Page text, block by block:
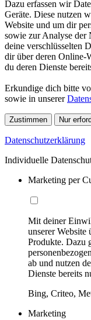
Dazu erfassen wir
Geräte. Diese nutzen
Website und um dir
sowie zur Analyse der
deine verschlüsselten
dir über deren Online-
du deren Dienste
Erkundige dich bitte
sowie in unserer
Zustimmen Nur
Datenschutzerklärung
Individuelle
Marketing per
Mit deiner
unserer Website
Produkte. Dazu
ab und nutzen
Dienste bereits
Bing, Criteo,
Marketing